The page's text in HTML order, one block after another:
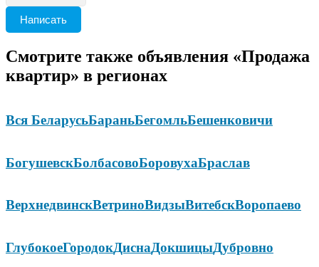
Написать
Смотрите также объявления «Продажа
квартир» в регионах
Вся БеларусьБараньБегомльБешенковичи
БогушевскБолбасовоБоровухаБраслав
ВерхнедвинскВетриноВидзыВитебскВоропаево
ГлубокоеГородокДиснаДокшицыДубровно